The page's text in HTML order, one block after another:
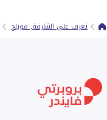
تعرف على الشارقة, مويلح